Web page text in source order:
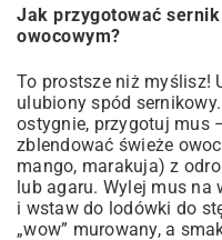
Jak przygotować
owocowym?
To prostsze niż myślisz!
ulubiony spód
ostygnie, przygotuj mus
zblendować świeże
mango, marakuja) z
lub agaru. Wylej mus na
i wstaw do lodówki do
„wow” murowany, a